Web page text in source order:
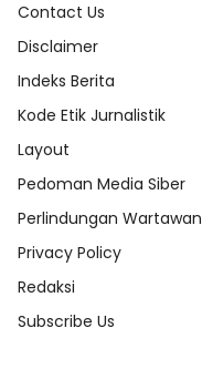
Contact Us
Disclaimer
Indeks Berita
Kode Etik Jurnalistik
Layout
Pedoman Media Siber
Perlindungan Wartawan
Privacy Policy
Redaksi
Subscribe Us